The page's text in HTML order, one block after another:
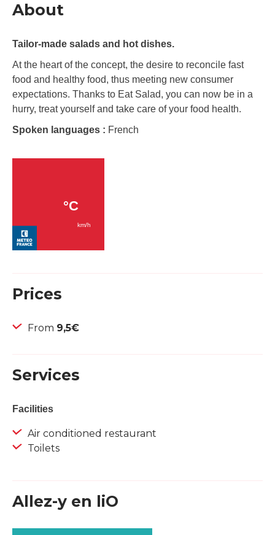
About
Tailor-made salads and hot dishes.
At the heart of the concept, the desire to reconcile fast
food and healthy food, thus meeting new consumer
expectations. Thanks to Eat Salad, you can now be in a
hurry, treat yourself and take care of your food health.
Spoken languages : French
Prices
From 9,5€
Services
Facilities
Air conditioned restaurant
Toilets
Allez-y en liO